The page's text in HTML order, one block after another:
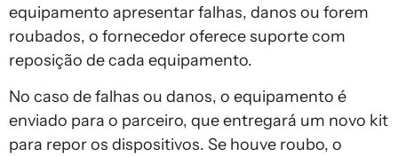
equipamento apresentar falhas, danos ou forem
roubados, o fornecedor oferece suporte com
reposição de cada equipamento.
No caso de falhas ou danos, o equipamento é
enviado para o parceiro, que entregará um novo kit
para repor os dispositivos. Se houve roubo, o